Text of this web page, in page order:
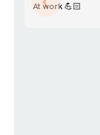
At work 💪🏻